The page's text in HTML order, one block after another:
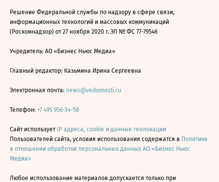
Решение Федеральной службы по надзору в сфере связи,
информационных технологий и массовых коммуникаций
(Роскомнадзор) от 27 ноября 2020 г. ЭЛ № ФС 77-79546
Учредитель: АО «Бизнес Ньюс Медиа»
Главный редактор: Казьмина Ирина Сергеевна
Электронная почта: news@vedomosti.ru
Телефон: +7 495 956-34-58
Сайт использует IP адреса, cookie и данные геолокации
Пользователей сайта, условия использования содержатся в Политике
в отношении обработки персональных данных АО «Бизнес Ньюс
Медиа»
Любое использование материалов допускается только при